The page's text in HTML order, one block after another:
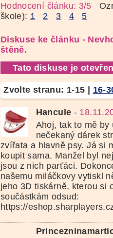
Hodnocení článku: 3/5
škole): 1 2 3 4 5
Diskuse ke článku -
štěně.
Tato diskuse je
Zvolte stranu: 1-15 | 16-
Hancule -
Ahoj, tak to mě by
nečekaný dárek
zvířata a hlavně psy. Já si
koupit sama. Manžel byl
jsou z nich parťáci.
našemu miláčkovy vytiskl
jeho 3D tiskárně, kterou si
součástkám odsud:
https://